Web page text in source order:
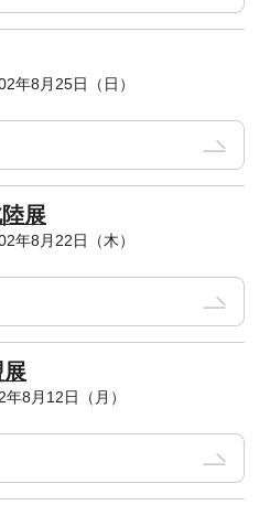
年8月25日（日）
展
年8月22日（木）
展
8月12日（月）